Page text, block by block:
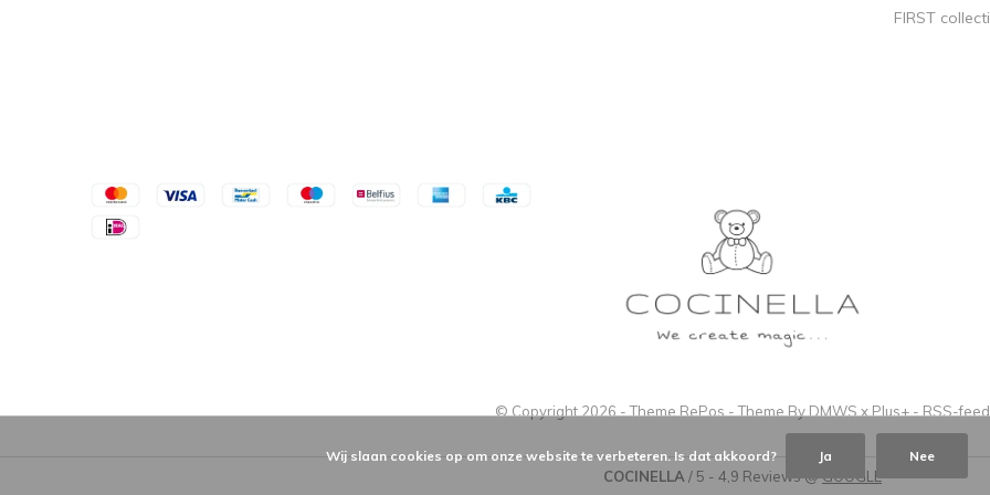
FIRST
© Copyright 2026 - Theme RePos - Theme By DMWS x Plus+ - RSS-feed
COCINELLA / 5 - 4,9 Reviews @GOOGLE
Wij slaan cookies op om onze website te verbeteren. Is dat akkoord? Ja Nee